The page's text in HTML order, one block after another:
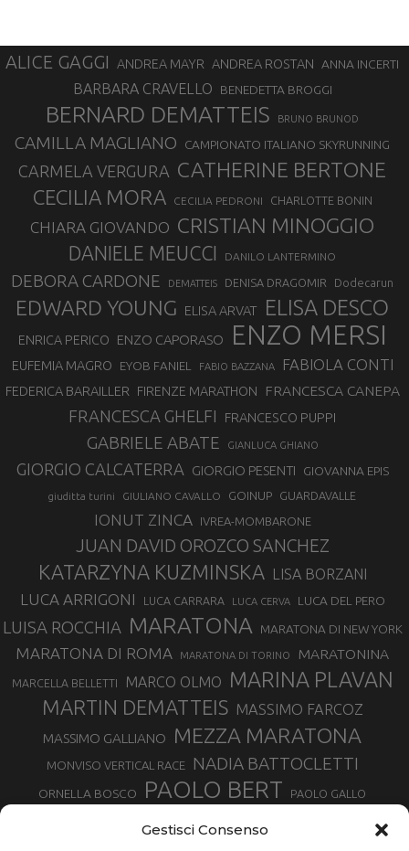
Gestisci Consenso
ALICE GAGGI ANDREA MAYR ANDREA ROSTAN ANNA INCERTI
BARBARA CRAVELLO BENEDETTA BROGGI
BERNARD DEMATTEIS BRUNO BRUNOD
CAMILLA MAGLIANO CAMPIONATO ITALIANO SKYRUNNING
CARMELA VERGURA CATHERINE BERTONE
CECILIA MORA CECILIA PEDRONI CHARLOTTE BONIN
CHIARA GIOVANDO CRISTIAN MINOGGIO
DANIELE MEUCCI DANILO LANTERMINO
DEBORA CARDONE DEMATTEIS DENISA DRAGOMIR Dodecarun
EDWARD YOUNG ELISA ARVAT ELISA DESCO
ENRICA PERICO ENZO CAPORASO ENZO MERSI
EUFEMIA MAGRO EYOB FANIEL FABIO BAZZANA FABIOLA CONTI
FEDERICA BARAILLER FIRENZE MARATHON FRANCESCA CANEPA
FRANCESCA GHELFI FRANCESCO PUPPI
GABRIELE ABATE GIANLUCA GHIANO
GIORGIO CALCATERRA GIORGIO PESENTI GIOVANNA EPIS
giuditta turini GIULIANO CAVALLO GOINUP GUARDAVALLE
IONUT ZINCA IVREA-MOMBARONE
JUAN DAVID OROZCO SANCHEZ
KATARZYNA KUZMINSKA LISA BORZANI
LUCA ARRIGONI LUCA CARRARA LUCA CERVA LUCA DEL PERO
LUISA ROCCHIA MARATONA MARATONA DI NEW YORK
MARATONA DI ROMA MARATONA DI TORINO MARATONINA
MARCELLA BELLETTI MARCO OLMO MARINA PLAVAN
MARTIN DEMATTEIS MASSIMO FARCOZ
MASSIMO GALLIANO MEZZA MARATONA
MONVISO VERTICAL RACE NADIA BATTOCLETTI
ORNELLA BOSCO PAOLO BERT PAOLO GALLO